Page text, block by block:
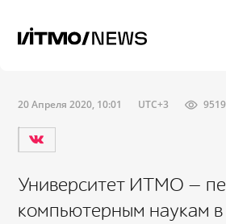
20 Апреля 2020, 10:01 UTC+3 9519
Университет ИТМО —
компьютерным наукам